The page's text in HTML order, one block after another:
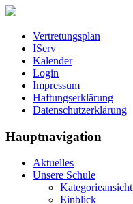
Vertretungsplan
IServ
Kalender
Login
Impressum
Haftungserklärung
Datenschutzerklärung
Hauptnavigation
Aktuelles
Unsere Schule
Kategorieansicht
Einblick